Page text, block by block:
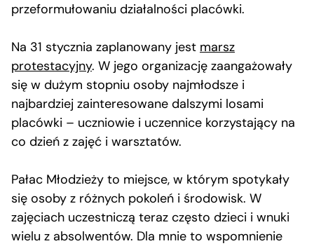
przeformułowaniu działalności placówki.
Na 31 stycznia zaplanowany jest marsz
protestacyjny. W jego organizację zaangażowały
się w dużym stopniu osoby najmłodsze i
najbardziej zainteresowane dalszymi losami
placówki – uczniowie i uczennice korzystający na
co dzień z zajęć i warsztatów.
Pałac Młodzieży to miejsce, w którym spotykały
się osoby z różnych pokoleń i środowisk. W
zajęciach uczestniczą teraz często dzieci i wnuki
wielu z absolwentów. Dla mnie to wspomnienie